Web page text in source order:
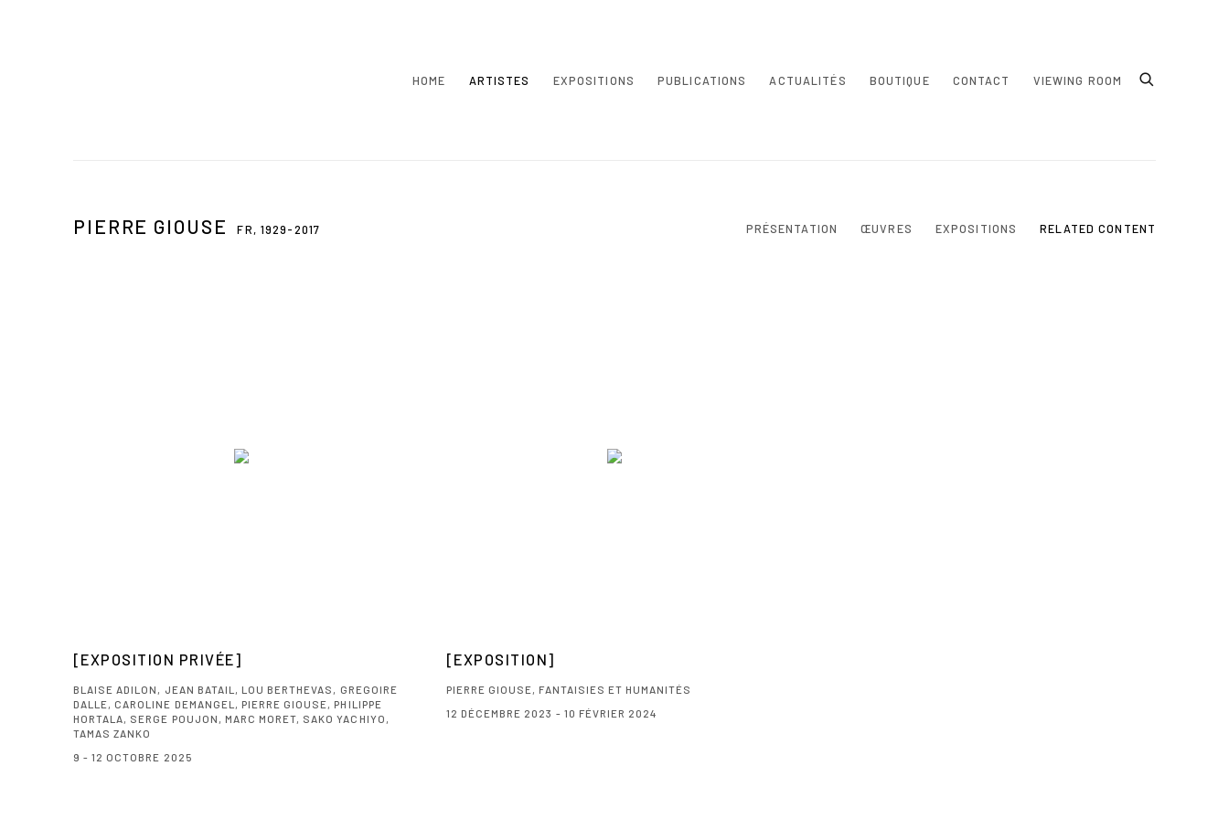
HOME ARTISTES EXPOSITIONS PUBLICATIONS ACTUALITÉS BOUTIQUE CONTACT VIEWING ROOM
PIERRE GIOUSE FR, 1929-2017 PRÉSENTATION ŒUVRES EXPOSITIONS RELATED CONTENT
[EXPOSITION PRIVÉE]
BLAISE ADILON, JEAN BATAIL, LOU BERTHEVAS, GREGOIRE
DALLE, CAROLINE DEMANGEL, PIERRE GIOUSE, PHILIPPE
HORTALA, SERGE POUJON, MARC MORET, SAKO YACHIYO,
TAMAS ZANKO
9 - 12 OCTOBRE 2025
[EXPOSITION]
PIERRE GIOUSE, FANTAISIES ET HUMANITÉS
12 DÉCEMBRE 2023 - 10 FÉVRIER 2024